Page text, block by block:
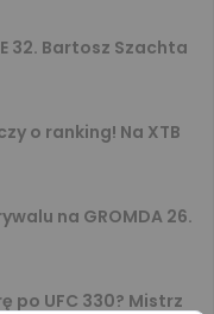
32. Bartosz Szachta
o ranking! Na XTB
na GROMDA 26.
po UFC 330? Mistrz